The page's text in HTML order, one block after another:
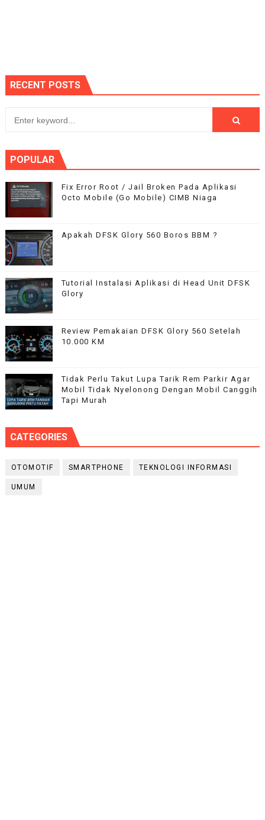
RECENT POSTS
POPULAR
Fix Error Root / Jail Broken Pada Aplikasi
Octo Mobile (Go Mobile) CIMB Niaga
Apakah DFSK Glory 560 Boros BBM ?
Tutorial Instalasi Aplikasi di Head Unit DFSK
Glory
Review Pemakaian DFSK Glory 560 Setelah
10.000 KM
Tidak Perlu Takut Lupa Tarik Rem Parkir Agar
Mobil Tidak Nyelonong Dengan Mobil Canggih
Tapi Murah
CATEGORIES
OTOMOTIF SMARTPHONE TEKNOLOGI INFORMASI
UMUM